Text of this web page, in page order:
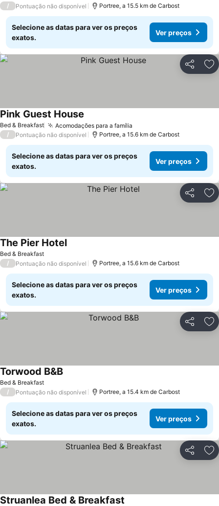
/ Pontuação não disponível Portree, a 15.5 km de Carbost
Selecione as datas para ver os preços
exatos.
Ver preços
Partilhar
Bed & Breakfast Acomodações para a família
Pink Guest House
/ Pontuação não disponível Portree, a 15.6 km de Carbost
Selecione as datas para ver os preços
exatos.
Ver preços
Partilhar
Bed & Breakfast
The Pier HotelVer preços
/ Pontuação não disponível Portree, a 15.6 km de Carbost
Selecione as datas para ver os preços
exatos.
Ver preços
Partilhar
Bed & Breakfast
Torwood B&BVer preços
/ Pontuação não disponível Portree, a 15.4 km de Carbost
Selecione as datas para ver os preços
exatos.
Ver preços
Partilhar
Struanlea Bed & Breakfast